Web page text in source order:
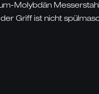
Molybdän
Griff ist nicht